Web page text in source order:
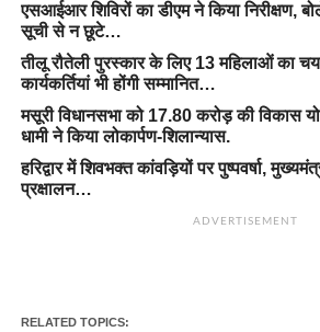
एसआईआर शिविरों का डीएम ने किया निरीक्षण,
सूची से न छूटे…
तीलू रौतेली पुरस्कार के लिए 13 महिलाओं का
कार्यकर्तियां भी होंगी सम्मानित…
मसूरी विधानसभा को 17.80 करोड़ की विकास
धामी ने किया लोकार्पण-शिलान्यास.
हरिद्वार में शिवभक्त कांवड़ियों पर पुष्पवर्षा,
प्रक्षालन…
ADVERTISEMENT
RELATED TOPICS: